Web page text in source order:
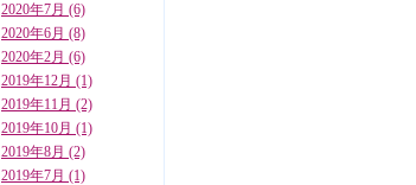
2020年7月 (6)
2020年6月 (8)
2020年2月 (6)
2019年12月 (1)
2019年11月 (2)
2019年10月 (1)
2019年8月 (2)
2019年7月 (1)